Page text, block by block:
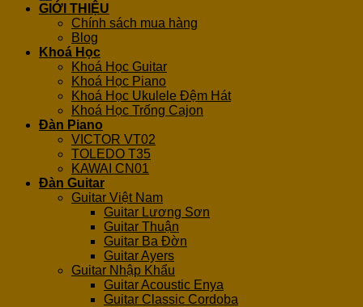
GIỚI THIỆU
Chính sách mua hàng
Blog
Khoá Học
Khoá Học Guitar
Khoá Học Piano
Khoá Học Ukulele Đệm Hát
Khoá Học Trống Cajon
Đàn Piano
VICTOR VT02
TOLEDO T35
KAWAI CN01
Đàn Guitar
Guitar Việt Nam
Guitar Lương Sơn
Guitar Thuận
Guitar Ba Đờn
Guitar Ayers
Guitar Nhập Khẩu
Guitar Acoustic Enya
Guitar Classic Cordoba